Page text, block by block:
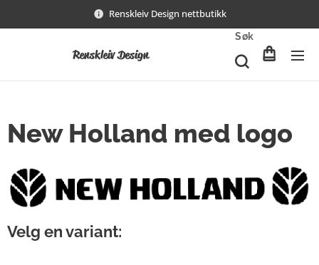
Renskleiv Design nettbutikk
Renskleiv Design
Søk
New Holland med logo
Velg en variant: